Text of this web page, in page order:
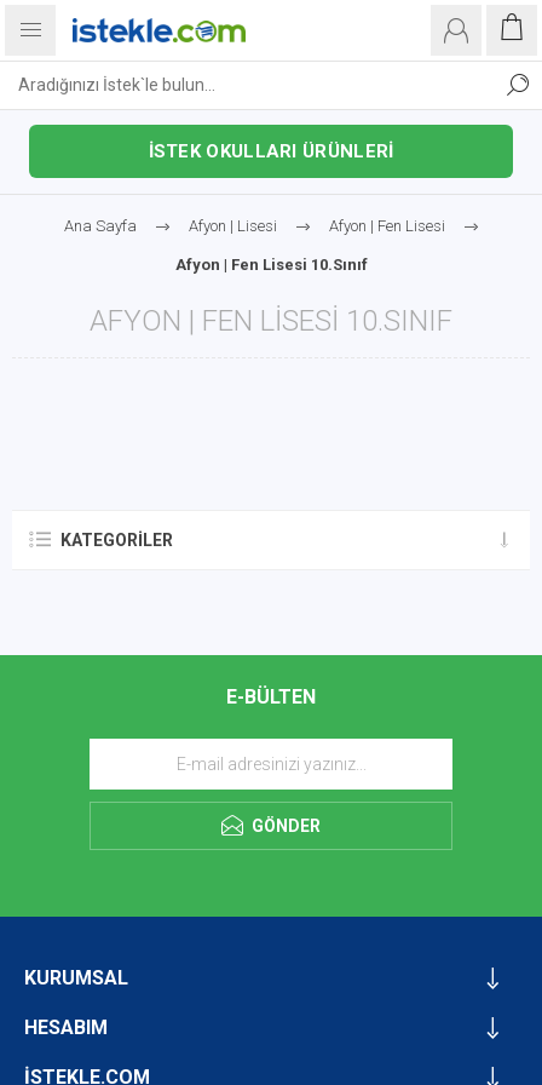
İSTEK OKULLARI ÜRÜNLERİ
Ana Sayfa Afyon | Lisesi Afyon | Fen Lisesi
Afyon | Fen Lisesi 10.Sınıf
AFYON | FEN LISESI 10.SINIF
KATEGORILER
E-BÜLTEN
GÖNDER
KURUMSAL
HESABIM
İSTEKLE.COM